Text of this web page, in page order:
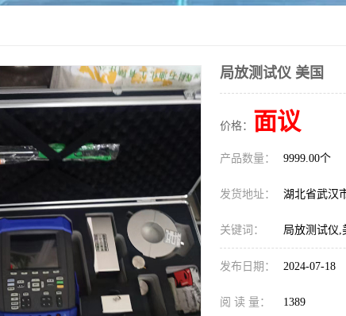
局放测试仪 美国
价格： 面议
产品数量： 9999.00个
发货地址： 湖北省武汉
关键词： 局放测试仪,
发布日期： 2024-07-18
阅 读 量： 1389